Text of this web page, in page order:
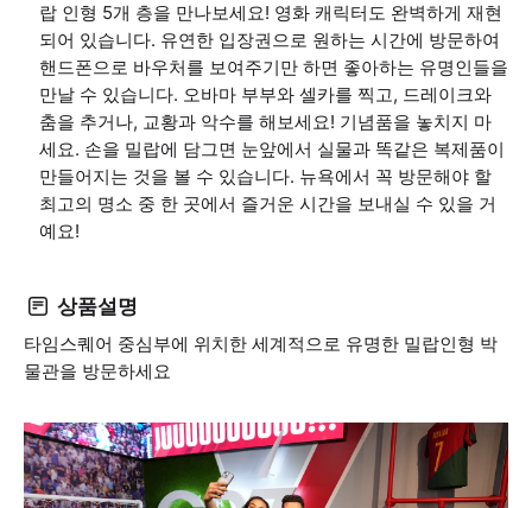
랍 인형 5개 층을 만나보세요! 영화 캐릭터도 완벽하게 재현
되어 있습니다. 유연한 입장권으로 원하는 시간에 방문하여
핸드폰으로 바우처를 보여주기만 하면 좋아하는 유명인들을
만날 수 있습니다. 오바마 부부와 셀카를 찍고, 드레이크와
춤을 추거나, 교황과 악수를 해보세요! 기념품을 놓치지 마
세요. 손을 밀랍에 담그면 눈앞에서 실물과 똑같은 복제품이
만들어지는 것을 볼 수 있습니다. 뉴욕에서 꼭 방문해야 할
최고의 명소 중 한 곳에서 즐거운 시간을 보내실 수 있을 거
예요!
상품설명
타임스퀘어 중심부에 위치한 세계적으로 유명한 밀랍인형 박
물관을 방문하세요